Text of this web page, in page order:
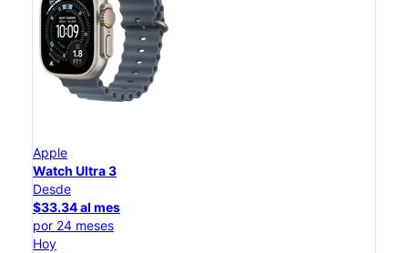
Apple
Watch Ultra 3
Desde
$33.34 al mes
por 24 meses
Hoy